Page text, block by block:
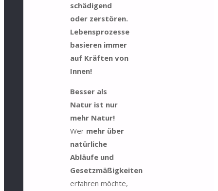
schädigend
oder zerstören.
Lebensprozesse
basieren immer
auf Kräften von
Innen!
Besser als
Natur ist nur
mehr Natur!
Wer mehr über
natürliche
Abläufe und
Gesetzmäßigkeiten
erfahren möchte,